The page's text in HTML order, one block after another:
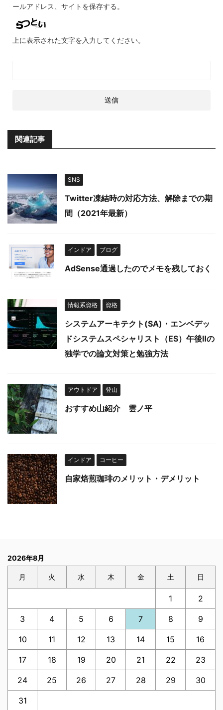
ールアドレス、サイトを保存する。
上に表示された文字を入力してください。
関連記事
SNS
Twitter凍結時の対応方法、解除までの期
間（2021年最新）
インドア ブログ
AdSense通過したのでメモを残しておく
情報系資格 資格
システムアーキテクト(SA)・エンベデッ
ドシステムスペシャリスト（ES）午後Ⅱの
独学での論文対策と勉強方法
アウトドア 登山
おすすめ山紹介 雲ノ平
インドア コーヒー
自家焙煎珈琲のメリット・デメリット
2026年8月
月 火 水 木 金 土 日
1 2
3 4 5 6 7 8 9
10 11 12 13 14 15 16
17 18 19 20 21 22 23
24 25 26 27 28 29 30
31